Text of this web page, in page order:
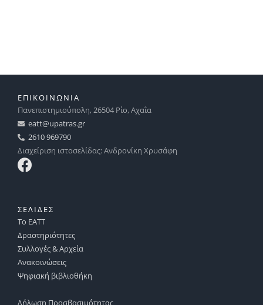
ΕΠΙΚΟΙΝΩΝΙΑ
Πανεπιστημιούπολη, 26504 Ρίο, Αχαΐα
eatt@upatras.gr
2610 969790
Διαχείριση ιστοσελίδας: Ανδρονίκη Χρυσάφη
ΣΕΛΙΔΕΣ
Το ΕΑΤΤ
Δραστηριότητες
Συλλογές & Αρχεία
Ανακοινώσεις
Ψηφιακή βιβλιοθήκη
Δήλωση Προσβασιμότητας